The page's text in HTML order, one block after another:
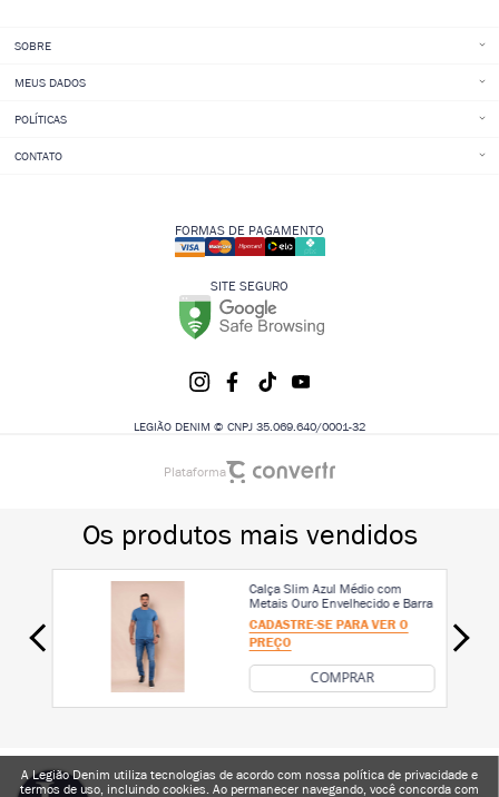
SOBRE
MEUS DADOS
POLÍTICAS
CONTATO
FORMAS DE PAGAMENTO
SITE SEGURO
LEGIÃO DENIM © CNPJ 35.069.640/0001-32
Plataforma
A Legião Denim utiliza tecnologias de acordo com nossa política de privacidade e
termos de uso, incluindo cookies. Ao permanecer navegando, você concorda com